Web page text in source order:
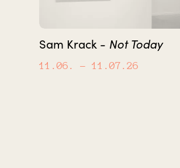
Sam Krack - Not Today
11.06. – 11.07.26